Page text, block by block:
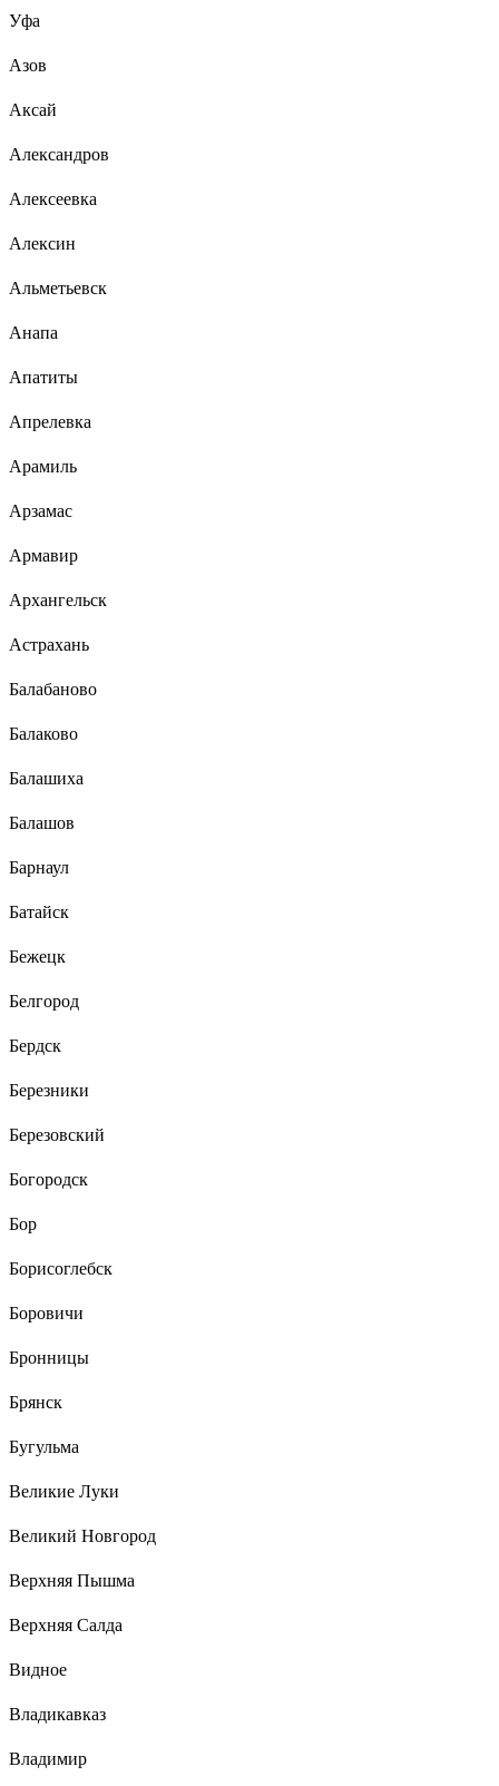
Уфа
Азов
Аксай
Александров
Алексеевка
Алексин
Альметьевск
Анапа
Апатиты
Апрелевка
Арамиль
Арзамас
Армавир
Архангельск
Астрахань
Балабаново
Балаково
Балашиха
Балашов
Барнаул
Батайск
Бежецк
Белгород
Бердск
Березники
Березовский
Богородск
Бор
Борисоглебск
Боровичи
Бронницы
Брянск
Бугульма
Великие Луки
Великий Новгород
Верхняя Пышма
Верхняя Салда
Видное
Владикавказ
Владимир